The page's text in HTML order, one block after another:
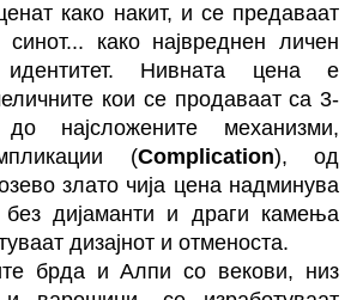
како накит, и се предаваат
како највреднен личен
Нивната цена е
кои се продаваат са 3-
најсложените механизми,
(Complication), од
злато чија цена надминува
дијаманти и драги камења
дизајнот и отменоста.
брда и Алпи со векови, низ